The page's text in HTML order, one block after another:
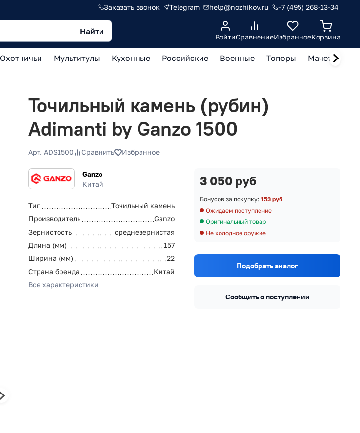
Заказать звонок Telegram help@nozhikov.ru +7 (495) 268-13-34
Найти
ВойтиСравнениеИзбранноеКорзина
Охотничьи Мультитулы Кухонные Российские Военные Топоры Мачете,
Точильный камень (рубин)
Adimanti by Ganzo 1500
Арт. ADS1500 Сравнить Избранное
Ganzo
Китай
Тип
Точильный камень
Производитель
Ganzo
Зернистость
среднезернистая
Длина (мм)
157
Ширина (мм)
22
Страна бренда
Китай
Все характеристики
3 050 руб
Бонусов за покупку: 153 руб
Ожидаем поступление
Оригинальный товар
Не холодное оружие
Подобрать аналог
Сообщить о поступлении